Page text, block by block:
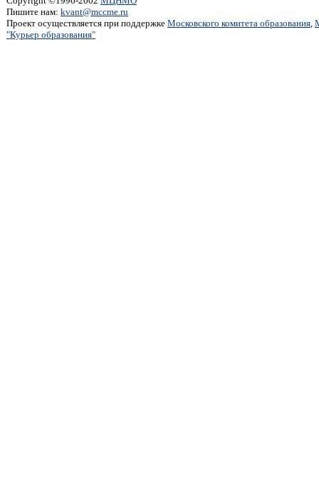
Пишите нам: kvant@mccme.ru
Проект осуществляется при поддержке Московского комитета образования,
"Курьер образования"